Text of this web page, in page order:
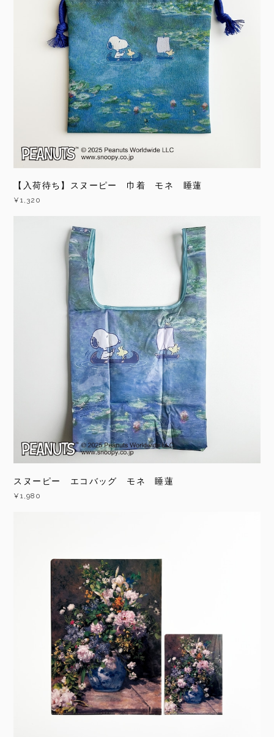
【入荷待ち】スヌーピー 巾着 モネ 睡蓮
¥1,320
スヌーピー エコバッグ モネ 睡蓮
¥1,980